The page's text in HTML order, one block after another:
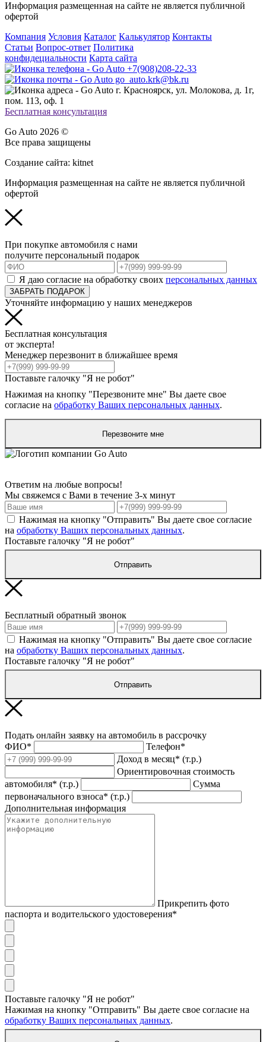
Информация размещенная на сайте не является публичной
офертой
Компания Условия Каталог Калькулятор Контакты
Статьи Вопрос-ответ Политика
конфидециальности Карта сайта
+7(908)208-22-33
go_auto.krk@bk.ru
г. Красноярск, ул. Молокова, д. 1г,
пом. 113, оф. 1
Бесплатная консультация
Go Auto 2026 ©
Все права защищены
Создание сайта: kitnet
Информация размещенная на сайте не является публичной
офертой
При покупке автомобиля с нами
получите персональный подарок
Я даю согласие на обработку своих персональных данных
ЗАБРАТЬ ПОДАРОК
Уточняйте информацию у наших менеджеров
Бесплатная консультация
от эксперта!
Менеджер перезвонит в ближайшее время
Поставьте галочку "Я не робот"
Нажимая на кнопку "Перезвоните мне" Вы даете свое
согласие на обработку Ваших персональных данных.
Перезвоните мне
Ответим на любые вопросы!
Мы свяжемся с Вами в течение 3-х минут
Нажимая на кнопку "Отправить" Вы даете свое согласие
на обработку Ваших персональных данных.
Поставьте галочку "Я не робот"
Отправить
Бесплатный обратный звонок
Нажимая на кнопку "Отправить" Вы даете свое согласие
на обработку Ваших персональных данных.
Поставьте галочку "Я не робот"
Отправить
Подать онлайн заявку на автомобиль в рассрочку
ФИО*
Телефон*
Доход в месяц* (т.р.)
Ориентировочная стоимость
автомобиля* (т.р.)
Сумма
первоначального взноса* (т.р.)
Дополнительная информация
Прикрепить фото
паспорта и водительского удостоверения*
Поставьте галочку "Я не робот"
Нажимая на кнопку "Отправить" Вы даете свое согласие на
обработку Ваших персональных данных.